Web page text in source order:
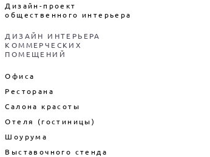
Дизайн-проект
общественного интерьера
ДИЗАЙН ИНТЕРЬЕРА
КОММЕРЧЕСКИХ
ПОМЕЩЕНИЙ
Офиса
Ресторана
Салона красоты
Отеля (гостиницы)
Шоурума
Выставочного стенда